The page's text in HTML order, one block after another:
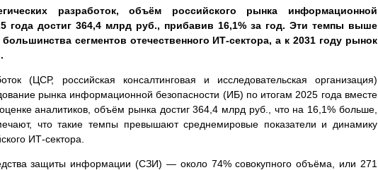
разработок, объём российского рынка информационной
года достиг 364,4 млрд руб., прибавив 16,1% за год. Эти темпы выше
сегментов отечественного ИТ-сектора, а к 2031 году рынок
(ЦСР, российская консалтинговая и исследовательская организация)
рынка информационной безопасности (ИБ) по итогам 2025 года вместе
аналитиков, объём рынка достиг 364,4 млрд руб., что на 16,1% больше,
что такие темпы превышают среднемировые показатели и динамику
ИТ-сектора.
защиты информации (СЗИ) — около 74% совокупного объёма, или 271